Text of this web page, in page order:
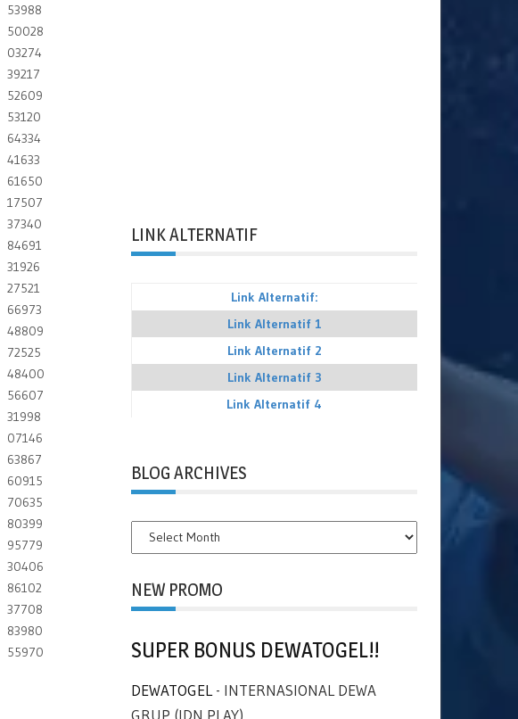
53988
50028
03274
39217
52609
53120
64334
41633
61650
17507
37340
84691
31926
27521
66973
48809
72525
48400
56607
31998
07146
63867
60915
70635
80399
95779
30406
86102
37708
83980
55970
LINK ALTERNATIF
Link Alternatif:
Link Alternatif 1
Link Alternatif 2
Link Alternatif 3
Link Alternatif 4
BLOG ARCHIVES
BLOG
ARCHIVES
NEW PROMO
SUPER BONUS DEWATOGEL!!
DEWATOGEL- INTERNASIONAL DEWA